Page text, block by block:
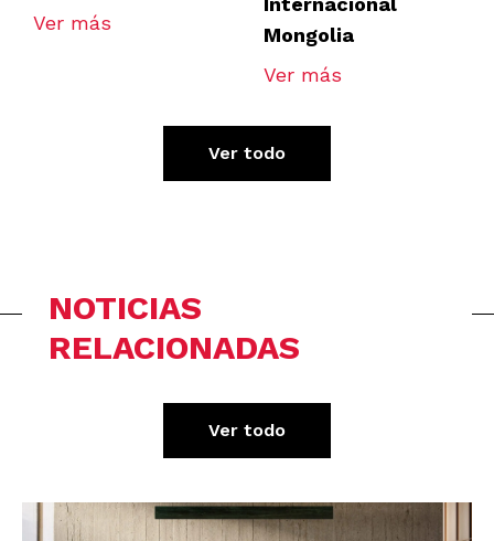
Ver más
Mongolia
Ver más
Ver todo
NOTICIAS
RELACIONADAS
Ver todo